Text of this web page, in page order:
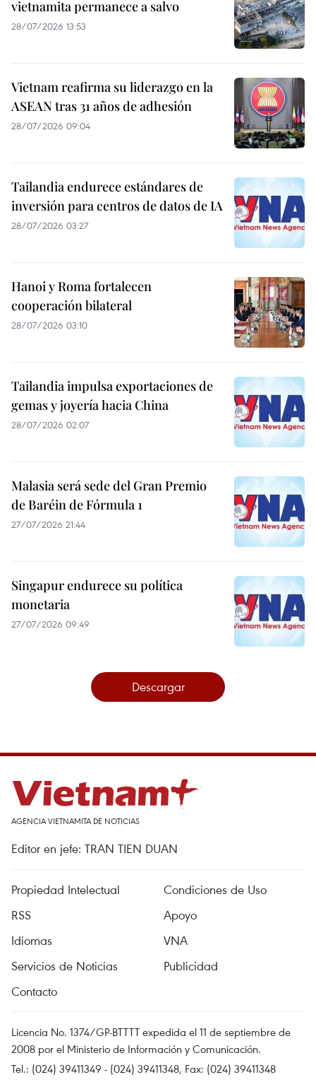
vietnamita permanece a salvo
28/07/2026 13:53
Vietnam reafirma su liderazgo en la
ASEAN tras 31 años de adhesión
28/07/2026 09:04
Tailandia endurece estándares de
inversión para centros de datos de IA
28/07/2026 03:27
Hanoi y Roma fortalecen
cooperación bilateral
28/07/2026 03:10
Tailandia impulsa exportaciones de
gemas y joyería hacia China
28/07/2026 02:07
Malasia será sede del Gran Premio
de Baréin de Fórmula 1
27/07/2026 21:44
Singapur endurece su política
monetaria
27/07/2026 09:49
Descargar
AGENCIA VIETNAMITA DE NOTICIAS
Editor en jefe: TRAN TIEN DUAN
Propiedad Intelectual
Condiciones de Uso
RSS
Apoyo
Idiomas
VNA
Servicios de Noticias
Publicidad
Contacto
Licencia No. 1374/GP-BTTTT expedida el 11 de septiembre de
2008 por el Ministerio de Información y Comunicación.
Tel.: (024) 39411349 - (024) 39411348, Fax: (024) 39411348